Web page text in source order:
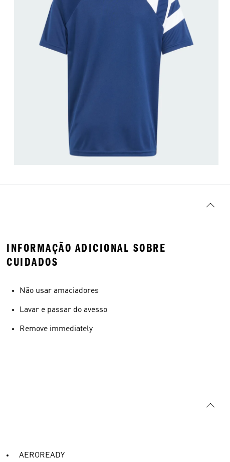
INFORMAÇÃO ADICIONAL SOBRE
CUIDADOS
Não usar amaciadores
Lavar e passar do avesso
Remove immediately
AEROREADY